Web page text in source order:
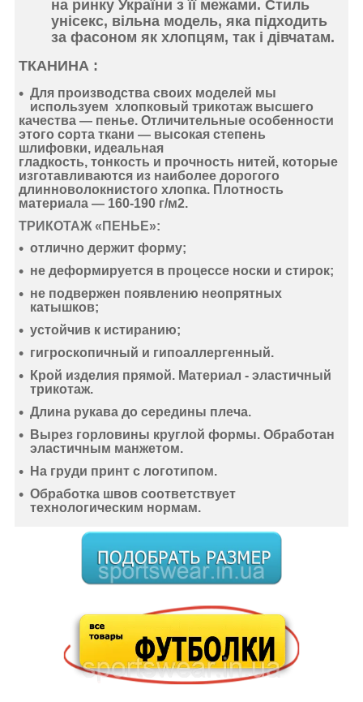
на ринку України з її межами. Стиль
унісекс, вільна модель, яка підходить
за фасоном як хлопцям, так і дівчатам.
ТКАНИНА :
Для производства своих моделей мы
используем хлопковый трикотаж высшего
качества — пенье. Отличительные особенности
этого сорта ткани — высокая степень
шлифовки, идеальная
гладкость, тонкость и прочность нитей, которые
изготавливаются из наиболее дорогого
длинноволокнистого хлопка. Плотность
материала — 160-190 г/м2.
ТРИКОТАЖ «ПЕНЬЕ»:
отлично держит форму;
не деформируется в процессе носки и стирок;
не подвержен появлению неопрятных
катышков;
устойчив к истиранию;
гигроскопичный и гипоаллергенный.
Крой изделия прямой. Материал - эластичный
трикотаж.
Длина рукава до середины плеча.
Вырез горловины круглой формы. Обработан
эластичным манжетом.
На груди принт с логотипом.
Обработка швов соответствует
технологическим нормам.